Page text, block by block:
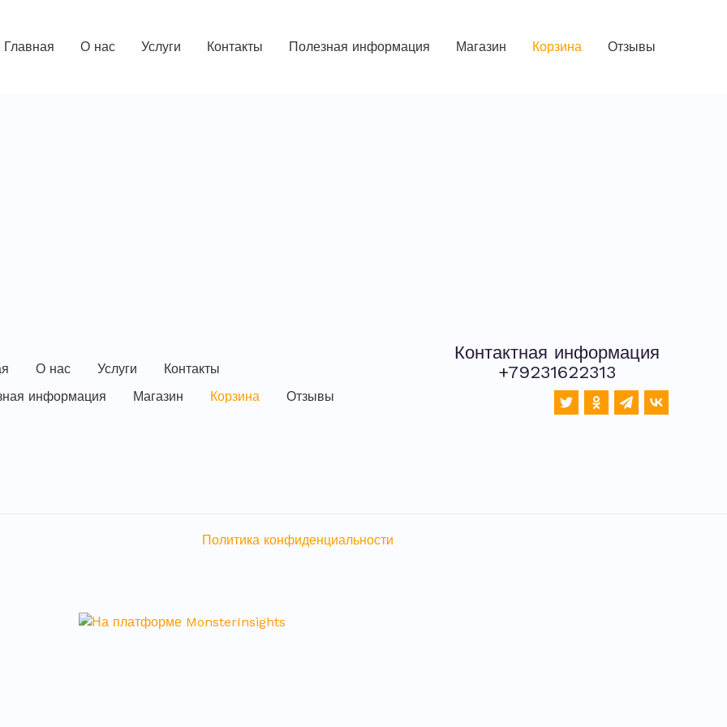
Главная О нас Услуги Контакты Полезная информация Магазин Корзина Отзывы
О нас Услуги
Контакты
информация
Магазин Корзина Отзывы
Контактная информация
+79231622313
Политика конфиденциальности